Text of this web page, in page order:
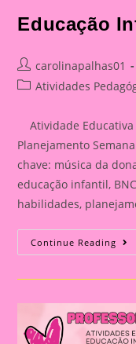
Educação
Post
author:
carolinapalhas01
PostAtividades
Atividade Educativa
Planejamento
chave: música da
educação infantil,
habilidades,
Continue Reading
A